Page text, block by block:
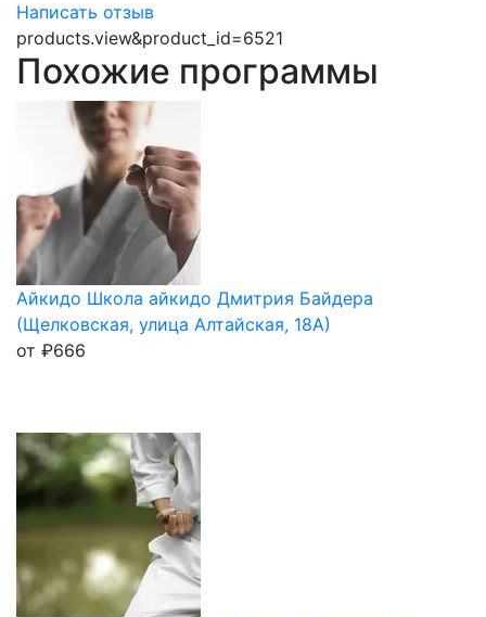
Написать отзыв
products.view&product_id=6521
Похожие программы
Айкидо Школа айкидо Дмитрия Байдера
(Щелковская, улица Алтайская, 18А)
от ₽666